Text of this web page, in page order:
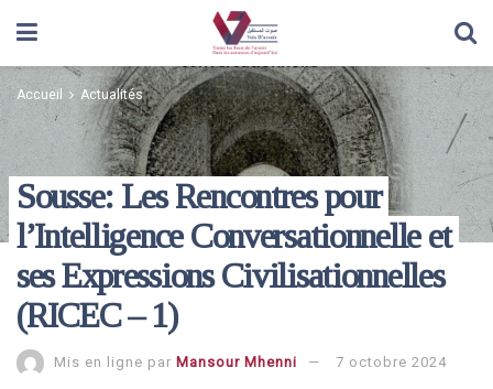
Accueil Actualités
Sousse: Les Rencontres pour
l’Intelligence Conversationnelle et
ses Expressions Civilisationnelles
(RICEC – 1)
Mis en ligne par Mansour Mhenni 7 octobre 2024